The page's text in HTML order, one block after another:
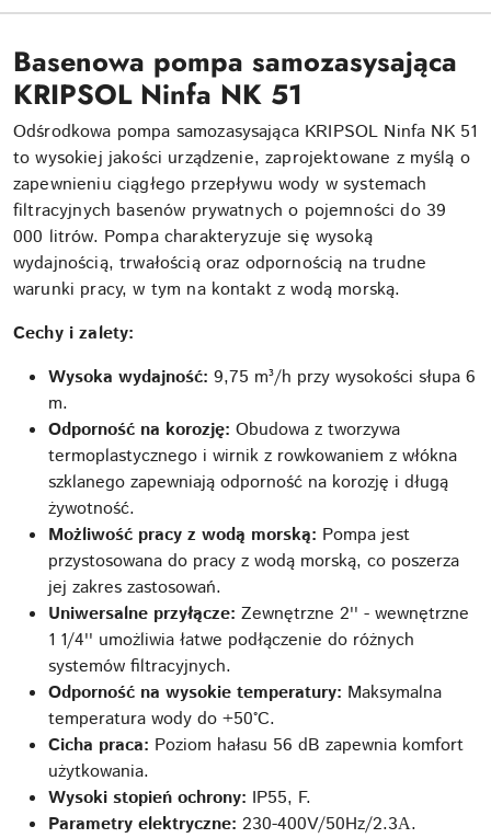
Basenowa pompa samozasysająca
KRIPSOL Ninfa NK 51
Odśrodkowa pompa samozasysająca KRIPSOL Ninfa NK 51
to wysokiej jakości urządzenie, zaprojektowane z myślą o
zapewnieniu ciągłego przepływu wody w systemach
filtracyjnych basenów prywatnych o pojemności do 39
000 litrów. Pompa charakteryzuje się wysoką
wydajnością, trwałością oraz odpornością na trudne
warunki pracy, w tym na kontakt z wodą morską.
Cechy i zalety:
Wysoka wydajność: 9,75 m³/h przy wysokości słupa 6
m.
Odporność na korozję: Obudowa z tworzywa
termoplastycznego i wirnik z rowkowaniem z włókna
szklanego zapewniają odporność na korozję i długą
żywotność.
Możliwość pracy z wodą morską: Pompa jest
przystosowana do pracy z wodą morską, co poszerza
jej zakres zastosowań.
Uniwersalne przyłącze: Zewnętrzne 2'' - wewnętrzne
1 1/4'' umożliwia łatwe podłączenie do różnych
systemów filtracyjnych.
Odporność na wysokie temperatury: Maksymalna
temperatura wody do +50°C.
Cicha praca: Poziom hałasu 56 dB zapewnia komfort
użytkowania.
Wysoki stopień ochrony: IP55, F.
Parametry elektryczne: 230-400V/50Hz/2.3А.